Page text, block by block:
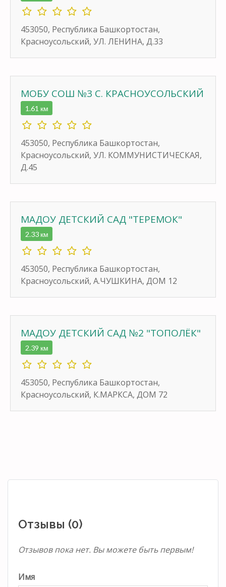
453050, Республика Башкортостан,
Красноусольский, УЛ. ЛЕНИНА, Д.33
МОБУ СОШ №3 С. КРАСНОУСОЛЬСКИЙ
1.61 км
453050, Республика Башкортостан,
Красноусольский, УЛ. КОММУНИСТИЧЕСКАЯ,
Д.45
МАДОУ ДЕТСКИЙ САД "ТЕРЕМОК"
2.33 км
453050, Республика Башкортостан,
Красноусольский, А.ЧУШКИНА, ДОМ 12
МАДОУ ДЕТСКИЙ САД №2 "ТОПОЛЁК"
2.39 км
453050, Республика Башкортостан,
Красноусольский, К.МАРКСА, ДОМ 72
Отзывы (0)
Отзывов пока нет. Вы можете быть первым!
Имя